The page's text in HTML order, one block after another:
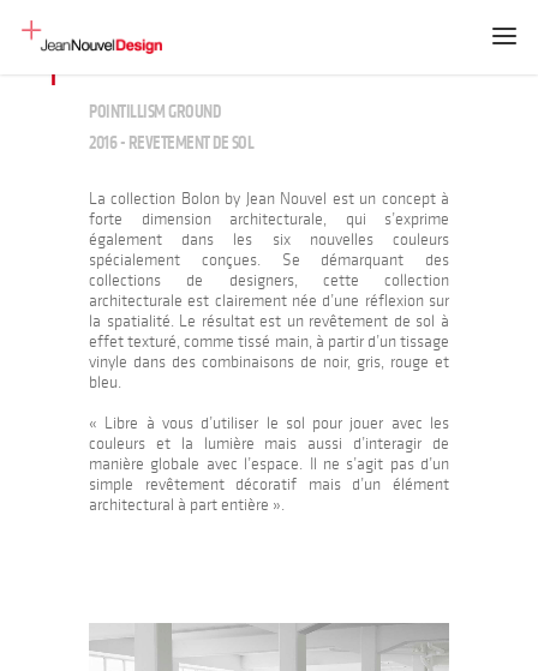
POINTILLISM GROUND
2016 - REVETEMENT DE SOL
La collection Bolon by Jean Nouvel est un concept à
forte dimension architecturale, qui s’exprime
également dans les six nouvelles couleurs
spécialement conçues. Se démarquant des
collections de designers, cette collection
architecturale est clairement née d’une réflexion sur
la spatialité. Le résultat est un revêtement de sol à
effet texturé, comme tissé main, à partir d’un tissage
vinyle dans des combinaisons de noir, gris, rouge et
bleu.
« Libre à vous d’utiliser le sol pour jouer avec les
couleurs et la lumière mais aussi d’interagir de
manière globale avec l’espace. Il ne s’agit pas d’un
simple revêtement décoratif mais d’un élément
architectural à part entière ».